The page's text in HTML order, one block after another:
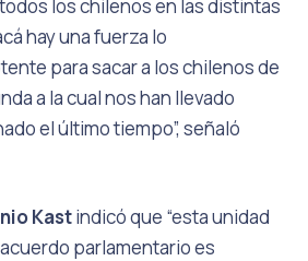
los chilenos en las distintas
hay una fuerza lo
para sacar a los chilenos de
a la cual nos han llevado
el último tiempo”, señaló
Kastindicó que “esta unidad
parlamentario es